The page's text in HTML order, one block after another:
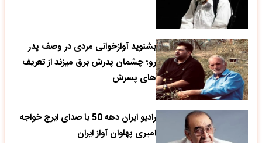
بشنوید آوازخوانی مردی در وصف پدر
رو؛ چشمان پدرش برق میزند از تعریف
های پسرش
رادیو ایران دهه 50 با صدای ایرج خواجه
امیری پهلوان آواز ایران